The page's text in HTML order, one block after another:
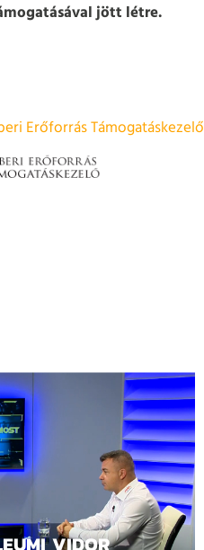
jött létre.
Erőforrás Támogatáskezelő
VIDOR